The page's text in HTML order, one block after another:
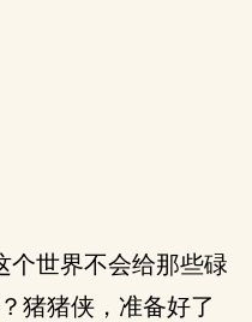
个世界不会给那些碌
猪猪侠，准备好了